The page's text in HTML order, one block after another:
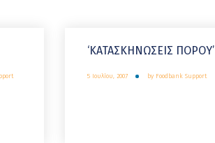
‘ΚΑΤΑΣΚΗΝΩΣΕΙΣ ΠΟΡΟΥ’
5 Ιουλίου, 2007 by Foodbank Support